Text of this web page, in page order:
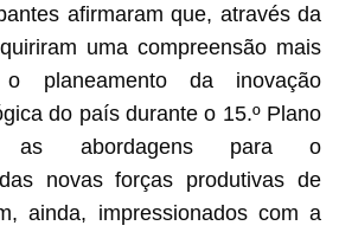
afirmaram que, através da
uma compreensão mais
planeamento da inovação
do país durante o 15.º Plano
as abordagens para o
novas forças produtivas de
ainda, impressionados com a